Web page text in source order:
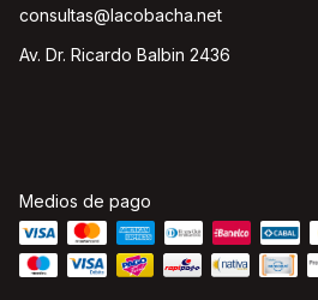
consultas@lacobacha.net
Av. Dr. Ricardo Balbin 2436
Medios de pago